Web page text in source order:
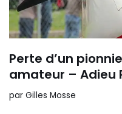
Perte d’un
amateur – Adieu
par Gilles Mosse